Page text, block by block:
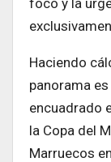
Haciendo
panorama
encuadrado
la Copa del
Marruecos